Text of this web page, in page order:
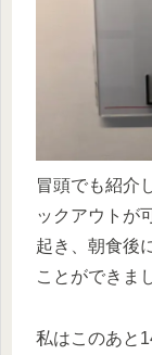
冒頭でも紹介
ックアウトが
起き、朝食後
ことができま
私はこのあと